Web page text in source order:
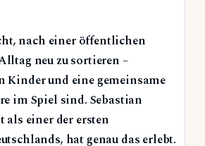
nach einer öffentlichen
neu zu sortieren –
Kinder und eine gemeinsame
im Spiel sind. Sebastian
als einer der ersten
hat genau das erlebt.